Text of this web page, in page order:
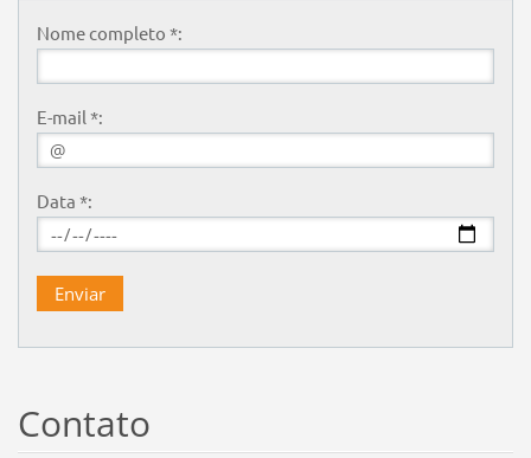
Nome completo *:
E-mail *:
Data *:
Contato